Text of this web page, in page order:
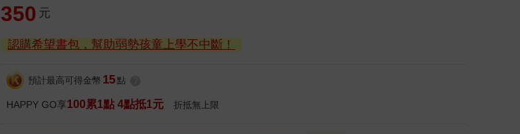
350 元
認購希望書包，幫助弱勢孩童上學不中斷！
預計最高可得金幣 15 點
HAPPY GO享100累1點 4點抵1元 折抵無上限